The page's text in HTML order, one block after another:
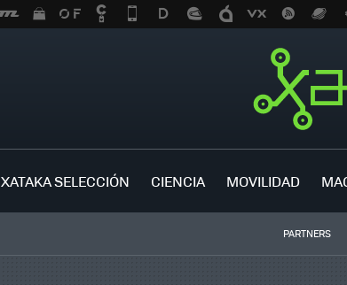
XATAKA SELECCIÓN CIENCIA MOVILIDAD
PARTNERS